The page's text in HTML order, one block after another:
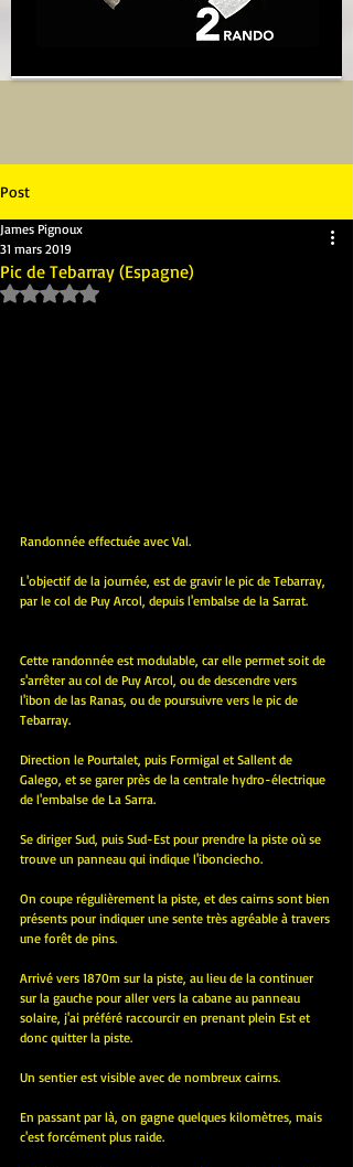
Post
Pic de Tebarray (Espagne)
James Pignoux
31 mars 2019
Noté NaN étoiles sur 5.
Randonnée effectuée avec Val.
L'objectif de la journée, est de gravir le pic de Tebarray,
par le col de Puy Arcol, depuis l'embalse de la Sarrat.
Cette randonnée est modulable, car elle permet soit de
s'arrêter au col de Puy Arcol, ou de descendre vers
l'ibon de las Ranas, ou de poursuivre vers le pic de
Tebarray.
Direction le Pourtalet, puis Formigal et Sallent de
Galego, et se garer près de la centrale hydro-électrique
de l'embalse de La Sarra.
Se diriger Sud, puis Sud-Est pour prendre la piste où se
trouve un panneau qui indique l'ibonciecho.
On coupe régulièrement la piste, et des cairns sont bien
présents pour indiquer une sente très agréable à travers
une forêt de pins.
Arrivé vers 1870m sur la piste, au lieu de la continuer
sur la gauche pour aller vers la cabane au panneau
solaire, j'ai préféré raccourcir en prenant plein Est et
donc quitter la piste.
Un sentier est visible avec de nombreux cairns.
En passant par là, on gagne quelques kilomètres, mais
c'est forcément plus raide.